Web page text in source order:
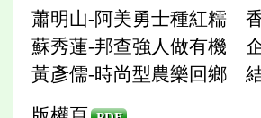
蕭明山-阿美勇士種紅糯
蘇秀蓮-邦查強人做有機
黃彥儒-時尚型農樂回鄉